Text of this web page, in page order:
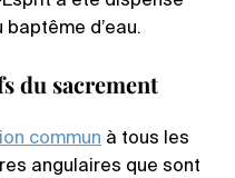
d’eau.
du sacrement
commun à tous les
angulaires que sont